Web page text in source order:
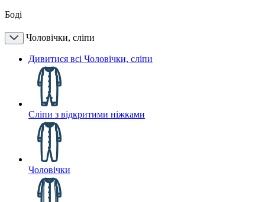
Боді
Чоловічки, сліпи
Дивитися всі Чоловічки, сліпи
Сліпи з відкритими ніжками
Чоловічки